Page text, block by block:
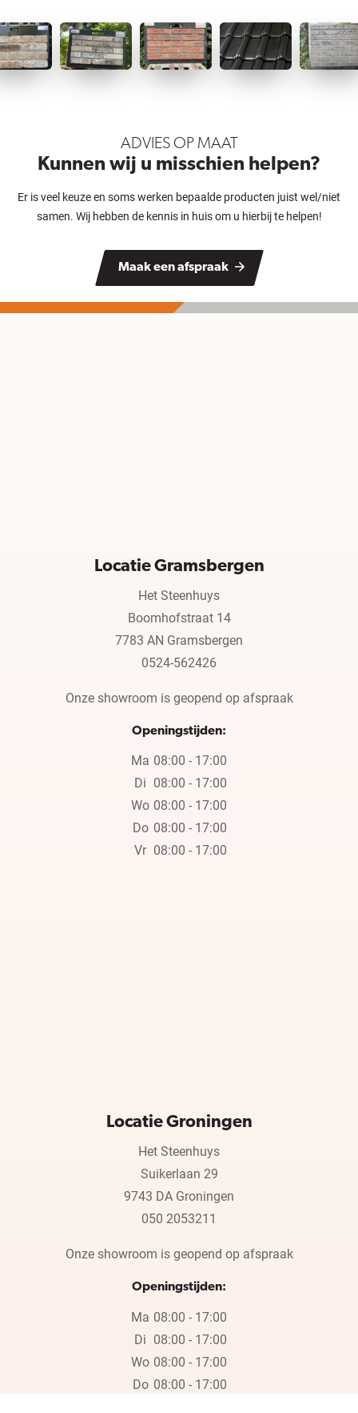
ADVIES OP MAAT
Kunnen wij u misschien helpen?
Er is veel keuze en soms werken bepaalde producten juist wel/niet
samen. Wij hebben de kennis in huis om u hierbij te helpen!
Maak een afspraak
Locatie Gramsbergen
Het Steenhuys
Boomhofstraat 14
7783 AN Gramsbergen
0524-562426
Onze showroom is geopend op afspraak
Openingstijden:
Ma 08:00 - 17:00
Di 08:00 - 17:00
Wo 08:00 - 17:00
Do 08:00 - 17:00
Vr 08:00 - 17:00
Locatie Groningen
Het Steenhuys
Suikerlaan 29
9743 DA Groningen
050 2053211
Onze showroom is geopend op afspraak
Openingstijden:
Ma 08:00 - 17:00
Di 08:00 - 17:00
Wo 08:00 - 17:00
Do 08:00 - 17:00